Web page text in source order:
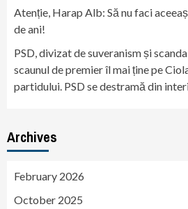
Atenție, Harap Alb: Să nu faci
de ani!
PSD, divizat de suveranism și
scaunul de premier îl mai ține pe
partidului. PSD se destramă din
Archives
February 2026
October 2025